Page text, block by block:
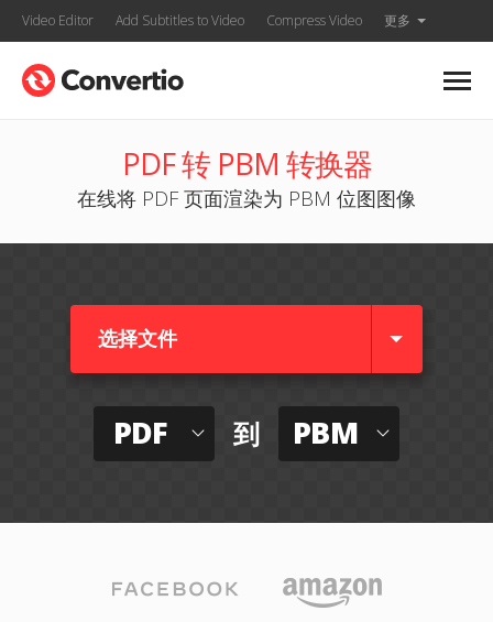
Video Editor Add Subtitles to Video Compress Video 更多
PDF 转 PBM 转换器
在线将 PDF 页面渲染为 PBM 位图图像
选择文件
PDF 到 PBM